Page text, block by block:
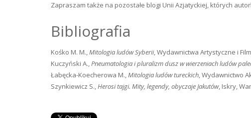
Zapraszam także na pozostałe blogi Unii Azjatyckiej, których
Bibliografia
Kośko M. M.,Mitologia ludów Syberii, Wydawnictwa Artystyczne i
Kuczyński A.,Pneumatologia i pluralizm dusz w wierzeniach ludów
Łabęcka-Koecherowa M.,Mitologia ludów tureckich, Wydawnictwo
Szynkiewicz S.,Herosi tajgi. Mity, legendy, obyczaje Jakutów, Iskry,